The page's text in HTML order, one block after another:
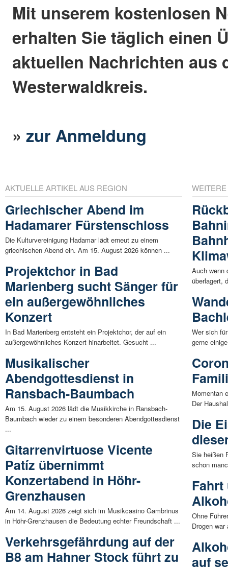
Mit unserem kostenlosen
erhalten Sie täglich einen
aktuellen Nachrichten aus
Westerwaldkreis.
»zur Anmeldung
AKTUELLE ARTIKEL AUS REGION
Griechischer Abend im
Hadamarer Fürstenschloss
Die Kulturvereinigung Hadamar lädt erneut zu einem
griechischen Abend ein. Am 15. August 2026 können ...
Projektchor in Bad
Marienberg sucht Sänger für
ein außergewöhnliches
Konzert
In Bad Marienberg entsteht ein Projektchor, der auf ein
außergewöhnliches Konzert hinarbeitet. Gesucht ...
Musikalischer
Abendgottesdienst in
Ransbach-Baumbach
Am 15. August 2026 lädt die Musikkirche in Ransbach-
Baumbach wieder zu einem besonderen Abendgottesdienst
...
Gitarrenvirtuose Vicente
Patíz übernimmt
Konzertabend in Höhr-
Grenzhausen
Am 14. August 2026 zeigt sich im Musikcasino Gambrinus
in Höhr-Grenzhausen die Bedeutung echter Freundschaft ...
Verkehrsgefährdung auf der
B8 am Hahner Stock führt zu
Auch wenn
überlagert,
Wer sich
gerne
Momentan
Der
Die
Sie heißen
schon
Fahrt
Ohne
Drogen
auf